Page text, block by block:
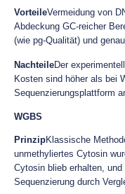
VorteileVermeidung von
Abdeckung GC-reicher
(wie pg-Qualität) und
NachteileDer
Kosten sind höher als bei
Sequenzierungsplattform
WGBS
PrinzipKlassische
unmethyliertes Cytosin
Cytosin blieb erhalten,
Sequenzierung durch